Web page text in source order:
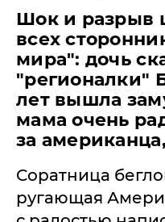
Шок и разрыв
всех
мира": дочь
"регионалки"
лет вышла
мама очень
за
Соратница
ругающая